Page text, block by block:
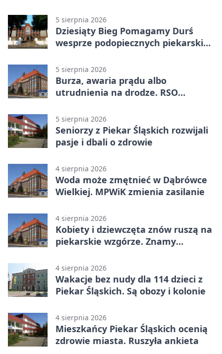
5 sierpnia 2026
Dziesiąty Bieg Pomagamy Durś
wesprze podopiecznych piekarskich
5 sierpnia 2026
Burza, awaria prądu albo
utrudnienia na drodze. RSO
5 sierpnia 2026
Seniorzy z Piekar Śląskich rozwijali
pasje i dbali o zdrowie
4 sierpnia 2026
Woda może zmętnieć w Dąbrówce
Wielkiej. MPWiK zmienia zasilanie
4 sierpnia 2026
Kobiety i dziewczęta znów ruszą na
piekarskie wzgórze. Znamy
4 sierpnia 2026
Wakacje bez nudy dla 114 dzieci z
Piekar Śląskich. Są obozy i kolonie
4 sierpnia 2026
Mieszkańcy Piekar Śląskich ocenią
zdrowie miasta. Ruszyła ankieta